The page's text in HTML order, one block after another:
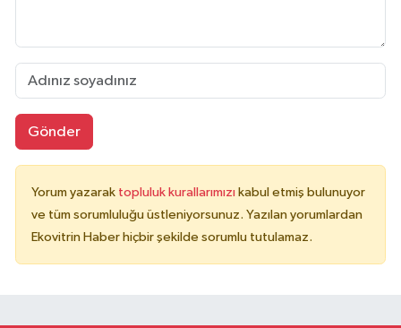
Gönder
Yorum yazarak topluluk kurallarımızı kabul etmiş bulunuyor
ve tüm sorumluluğu üstleniyorsunuz. Yazılan yorumlardan
Ekovitrin Haber hiçbir şekilde sorumlu tutulamaz.